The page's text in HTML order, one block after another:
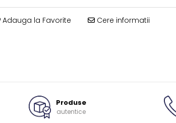
Adauga la Favorite Cere informatii
Produse
autentice